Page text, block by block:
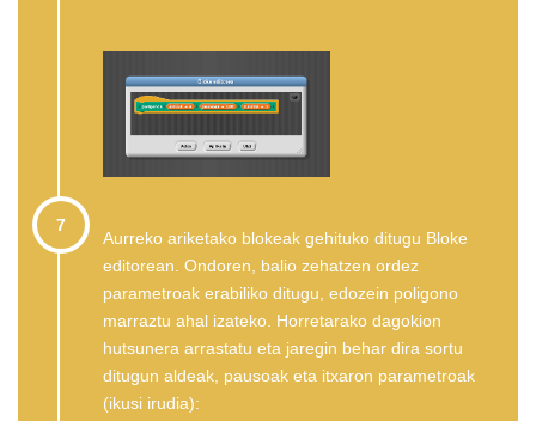
7
Aurreko ariketako blokeak gehituko ditugu Bloke
editorean. Ondoren, balio zehatzen ordez
parametroak erabiliko ditugu, edozein poligono
marraztu ahal izateko. Horretarako dagokion
hutsunera arrastatu eta jaregin behar dira sortu
ditugun aldeak, pausoak eta itxaron parametroak
(ikusi irudia):